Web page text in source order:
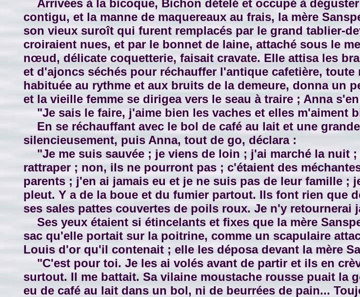
Arrivées à la bicoque, Bichon dételé et occupé à
contigu, et la manne de maquereaux au frais, la mère
son vieux suroît qui furent remplacés par le grand tablier-
croiraient nues, et par le bonnet de laine, attaché sous le
nœud, délicate coquetterie, faisait cravate. Elle attisa les
et d'ajoncs séchés pour réchauffer l'antique cafetière,
habituée au rythme et aux bruits de la demeure, donna un
et la vieille femme se dirigea vers le seau à traire ; Anna
"Je sais le faire, j'aime bien les vaches et elles m'aiment
En se réchauffant avec le bol de café au lait et une
silencieusement, puis Anna, tout de go, déclara :
"Je me suis sauvée ; je viens de loin ; j'ai marché la nuit
rattraper ; non, ils ne pourront pas ; c'étaient des
parents ; j'en ai jamais eu et je ne suis pas de leur famille ;
pleut. Y a de la boue et du fumier partout. Ils font rien que
ses sales pattes couvertes de poils roux. Je n'y retournerai
Ses yeux étaient si étincelants et fixes que la mère
sac qu'elle portait sur la poitrine, comme un scapulaire
Louis d'or qu'il contenait ; elle les déposa devant la mère
"C'est pour toi. Je les ai volés avant de partir et ils en
surtout. Il me battait. Sa vilaine moustache rousse puait la
eu de café au lait dans un bol, ni de beurrées de pain...